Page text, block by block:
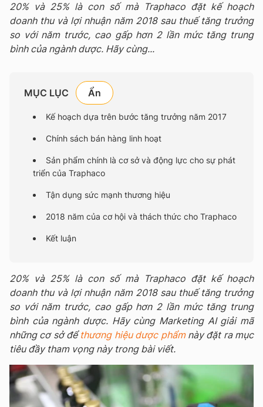
20% và 25% là con số mà Traphaco đặt kế hoạch
doanh thu và lợi nhuận năm 2018 sau thuế tăng trưởng
so với năm trước, cao gấp hơn 2 lần mức tăng trung
bình của ngành dược. Hãy cùng...
MỤC LỤC
Kế hoạch dựa trên bước tăng trưởng năm 2017
Chính sách bán hàng linh hoạt
Sản phẩm chính là cơ sở và động lực cho sự phát
triển của Traphaco
Tận dụng sức mạnh thương hiệu
2018 năm của cơ hội và thách thức cho Traphaco
Kết luận
20% và 25% là con số mà Traphaco đặt kế hoạch
doanh thu và lợi nhuận năm 2018 sau thuế tăng trưởng
so với năm trước, cao gấp hơn 2 lần mức tăng trung
bình của ngành dược. Hãy cùng Marketing AI giải mã
những cơ sở đểthương hiệu dược phẩmnày đặt ra mục
tiêu đầy tham vọng này trong bài viết.